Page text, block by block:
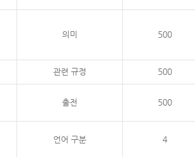
의미 500
관련 규정 500
출전 500
언어 구분 4